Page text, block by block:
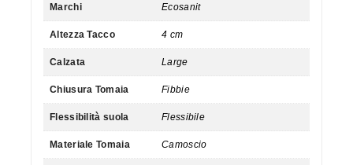
Marchi Ecosanit
Altezza Tacco 4 cm
Calzata Large
Chiusura Tomaia Fibbie
Flessibilità suola Flessibile
Materiale Tomaia Camoscio